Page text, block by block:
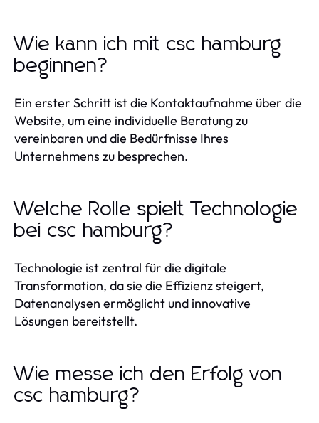
Wie kann ich mit csc hamburg
beginnen?
Ein erster Schritt ist die Kontaktaufnahme über die
Website, um eine individuelle Beratung zu
vereinbaren und die Bedürfnisse Ihres
Unternehmens zu besprechen.
Welche Rolle spielt Technologie
bei csc hamburg?
Technologie ist zentral für die digitale
Transformation, da sie die Effizienz steigert,
Datenanalysen ermöglicht und innovative
Lösungen bereitstellt.
Wie messe ich den Erfolg von
csc hamburg?